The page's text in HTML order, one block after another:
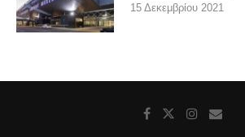
15 Δεκεμβρίου 2021